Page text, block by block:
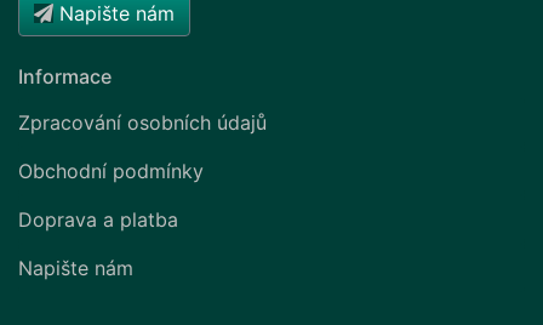
Napište nám
Informace
Zpracování osobních údajů
Obchodní podmínky
Doprava a platba
Napište nám